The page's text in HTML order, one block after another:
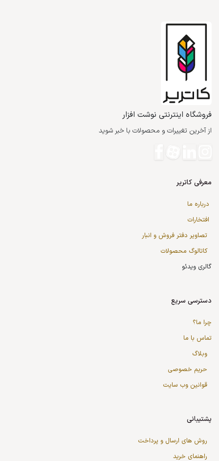
فروشگاه اینترنتی نوشت افزار
از آخرین تغییرات و محصولات با خبر شوید
معرفی کاتریر
درباره ما
افتخارات
تصاویر دفتر فروش و انبار
کاتالوگ محصولات
گالری ویدئو
دسترسی سریع
چرا ما؟
تماس با ما
وبلاگ
حریم خصوصی
قوانین وب سایت
پشتیبانی
روش های ارسال و پرداخت
راهنمای خرید